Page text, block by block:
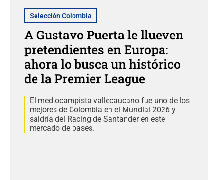
Selección Colombia
A Gustavo Puerta le llueven
pretendientes en Europa:
ahora lo busca un histórico
de la Premier League
El mediocampista vallecaucano fue uno de los
mejores de Colombia en el Mundial 2026 y
saldría del Racing de Santander en este
mercado de pases.